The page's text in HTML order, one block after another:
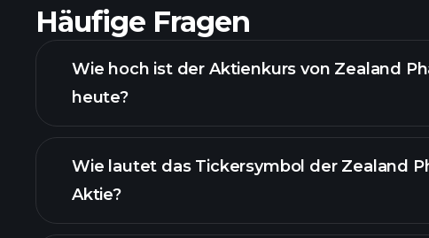
Häufige Fragen
Wie hoch ist der Aktienkurs von Zealand
heute?
Wie lautet das Tickersymbol der Zealand
Aktie?